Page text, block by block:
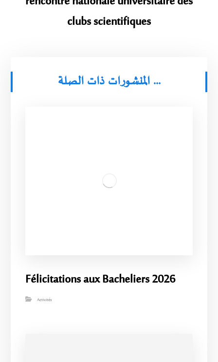
clubs scientifiques
المنشورات ذات الصلة ...
Félicitations aux Bacheliers 2026
Activités